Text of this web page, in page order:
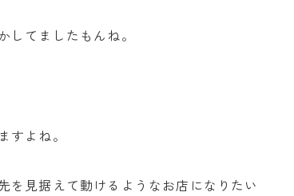
てましたもんね。
よね。
を見据えて動けるようなお店になりたい